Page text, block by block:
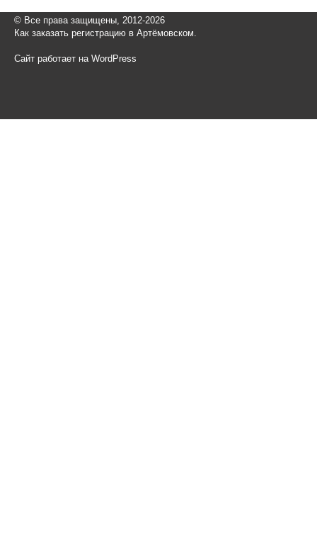
© Все права защищены, 2012-2026
Как заказать регистрацию в Артёмовском.
Сайт работает на WordPress